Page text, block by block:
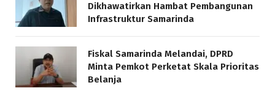
Dikhawatirkan Hambat Pembangunan
Infrastruktur Samarinda
Fiskal Samarinda Melandai, DPRD
Minta Pemkot Perketat Skala Prioritas
Belanja